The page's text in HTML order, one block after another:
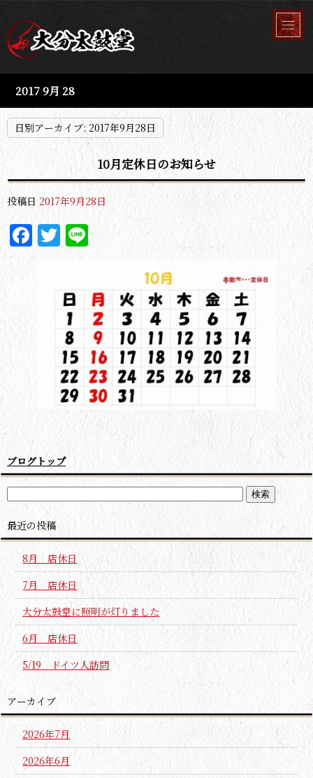
2017 9月 28
日別アーカイブ: 2017年9月28日
10月定休日のお知らせ
投稿日 2017年9月28日
Facebook
Twitter
Line
ブログトップ
最近の投稿
8月 店休日
7月 店休日
大分太鼓堂に照明が灯りました
6月 店休日
5/19 ドイツ人訪問
アーカイブ
2026年7月
2026年6月